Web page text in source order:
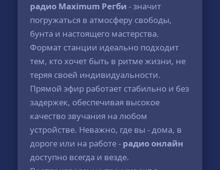
радио Maximum Регби - значит
погружаться в атмосферу свободы,
бунта и настоящего мастерства.
Формат станции идеально подходит
тем, кто хочет быть в ритме жизни, не
теряя своей индивидуальности.
Прямой эфир работает стабильно и без
задержек, обеспечивая высокое
качество звучания на любом
устройстве. Неважно, где вы - дома, в
дороге или на работе - радио онлайн
доступно всегда и везде.